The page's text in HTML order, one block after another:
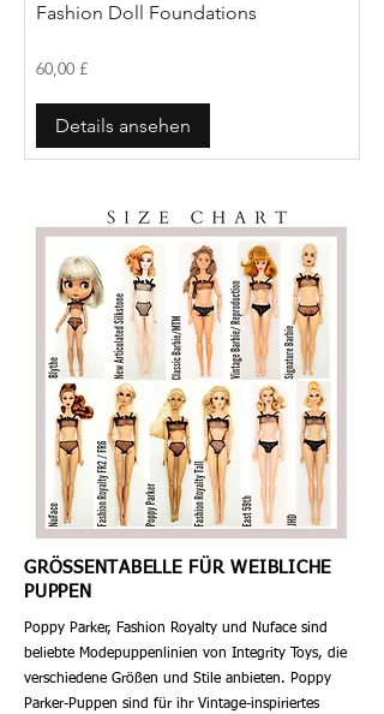
Fashion Doll Foundations
60,00 £
Details ansehen
​GRÖSSENTABELLE FÜR WEIBLICHE
PUPPEN
Poppy Parker, Fashion Royalty und Nuface sind
beliebte Modepuppenlinien von Integrity Toys, die
verschiedene Größen und Stile anbieten. Poppy
Parker-Puppen sind für ihr Vintage-inspiriertes